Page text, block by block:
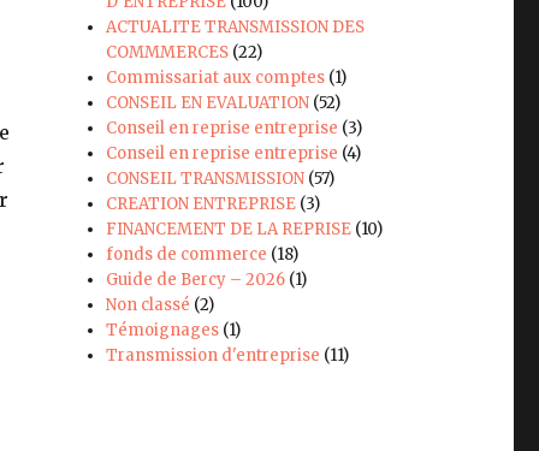
ACTUALITE TRANSMISSION DES
COMMMERCES (22)
Commissariat aux comptes (1)
CONSEIL EN EVALUATION (52)
Conseil en reprise entreprise (3)
Conseil en reprise entreprise (4)
CONSEIL TRANSMISSION (57)
CREATION ENTREPRISE (3)
FINANCEMENT DE LA REPRISE (10)
fonds de commerce (18)
Guide de Bercy – 2026 (1)
Non classé (2)
Témoignages (1)
Transmission d'entreprise (11)